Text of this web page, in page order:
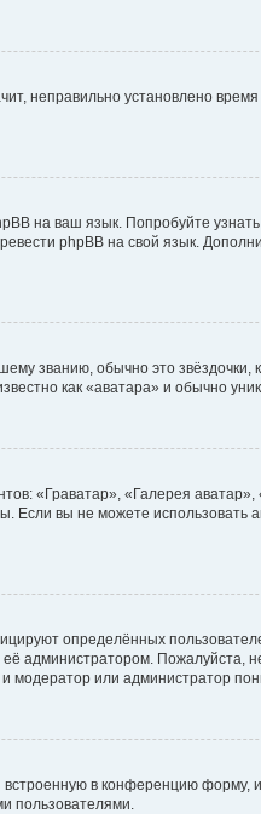
неправильно установлено
на ваш язык. Попробуйте
phpBB на свой язык.
званию, обычно это звёздочки,
как «аватара» и обычно
«Граватар», «Галерея
Если вы не можете использовать
определённых
администратором. Пожалуйста,
или администратор
в конференцию форму,
пользователями.